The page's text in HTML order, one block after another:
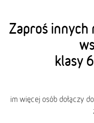
Zaproś innych
klasy
im więcej osób dołączy